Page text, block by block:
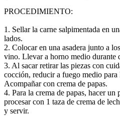
PROCEDIMIENTO:
1. Sellar la carne salpimentada en
lados.
2. Colocar en una asadera junto a
vino. Llevar a horno medio durante
3. Al sacar retirar las piezas con
cocción, reducir a fuego medio para
Acompañar con crema de papas.
4. Para la crema de papas, hacer
procesar con 1 taza de crema de
y servir.